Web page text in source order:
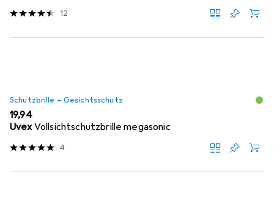
12
Schutzbrille + Gesichtsschutz
EUR
19,94
UvexVollsichtschutzbrille megasonic
4